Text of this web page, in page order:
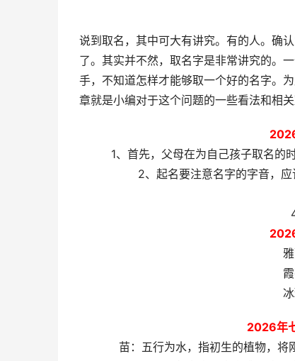
说到取名，其中可大有讲究。有的人。确
了。其实并不然，取名字是非常讲究的。
手，不知道怎样才能够取一个好的名字。
章就是小编对于这个问题的一些看法和相
1、首先，父母在为自己孩子取名的
2、起名要注意名字的字音，
2026年
苗：五行为水，指初生的植物，将